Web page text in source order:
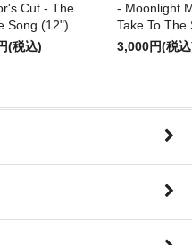
Cut - The
Song (12")
(税込)
- Moonlight
Take To The
3,000円(税